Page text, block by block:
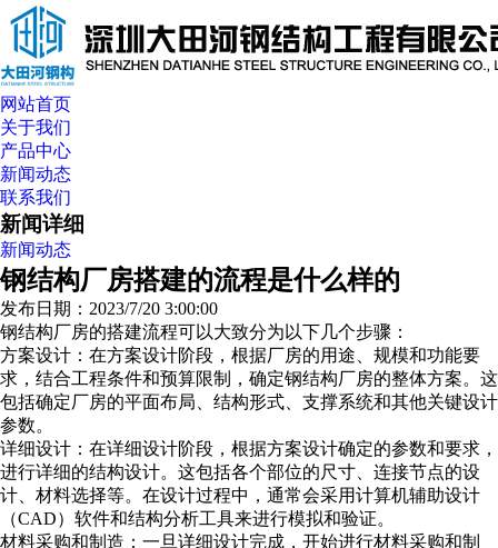
网站首页
关于我们
产品中心
新闻动态
联系我们
新闻详细
新闻动态
钢结构厂房搭建的流程是什么样的
发布日期：2023/7/20 3:00:00
钢结构厂房的搭建流程可以大致分为以下几个步骤：
方案设计：在方案设计阶段，根据厂房的用途、规模和功能要
求，结合工程条件和预算限制，确定钢结构厂房的整体方案。这
包括确定厂房的平面布局、结构形式、支撑系统和其他关键设计
参数。
详细设计：在详细设计阶段，根据方案设计确定的参数和要求，
进行详细的结构设计。这包括各个部位的尺寸、连接节点的设
计、材料选择等。在设计过程中，通常会采用计算机辅助设计
（CAD）软件和结构分析工具来进行模拟和验证。
材料采购和制造：一旦详细设计完成，开始进行材料采购和制